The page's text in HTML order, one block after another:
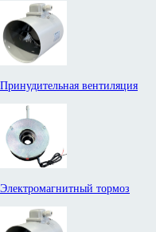
Принудительная вентиляция
Электромагнитный тормоз